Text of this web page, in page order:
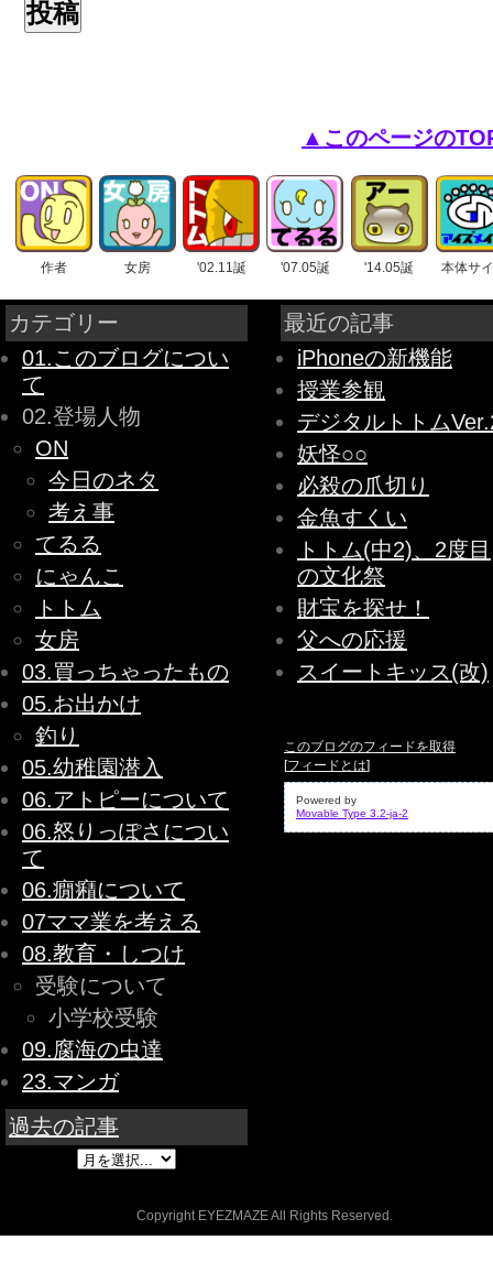
▲このページの
作者 女房 '02.11誕 '07.05誕 '14.05誕 本体サ
カテゴリー
01.このブログについ
て
02.登場人物
ON
今日のネタ
考え事
てるる
にゃんこ
トトム
女房
03.買っちゃったもの
05.お出かけ
釣り
05.幼稚園潜入
06.アトピーについて
06.怒りっぽさについ
て
06.癇癪について
07ママ業を考える
08.教育・しつけ
受験について
小学校受験
09.腐海の虫達
23.マンガ
過去の記事
最近の記事
iPhoneの新機能
授業参観
デジタルトトム
妖怪○○
必殺の爪切り
金魚すくい
トトム(中2)、2度目
の文化祭
財宝を探せ！
父への応援
スイートキッス(改)
このブログのフィードを取得
[フィードとは]
Powered by
Movable Type 3.2-ja-2
Copyright EYEZMAZE All Rights Reserved.